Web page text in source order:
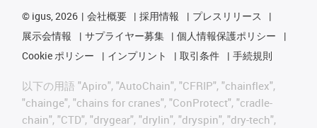
© igus, 2026 会社概要 採用情報
プレスリリース
展示会情報
サプライヤー募集
個人情報保護ポリシー
Cookie ポリシー
インプリント 取引条件 手続規則
以下の用語 "Apiro", "AutoChain", "CFRIP", "chainflex",
"chainge", "chains for cranes", "ConProtect", "cradle-
chain", "CTD", "drygear", "drylin", "dryspin", "dry-tech",